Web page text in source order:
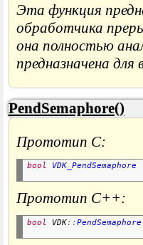
Эта функция
обработчика
она полностью
предназначена
PendSemaphore()
Прототип C:
bool VDK_PendSemaphore
Прототип C++:
bool VDK::PendSemaphore